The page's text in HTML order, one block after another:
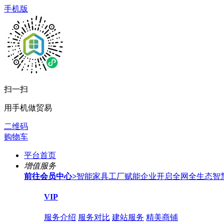
手机版
扫一扫
用手机做贸易
二维码
购物车
平台首页
增值服务
前往会员中心>智能家具工厂赋能企业开启全网全生态智
VIP
服务介绍 服务对比 建站服务 精美商铺